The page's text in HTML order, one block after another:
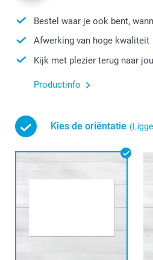
Bestel waar je ook bent,
Afwerking van hoge kwaliteit
Kijk met plezier terug naar
Productinfo
Kies de oriëntatie